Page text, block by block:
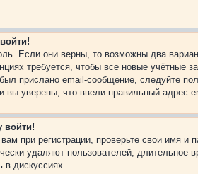
Если они верны, то возможны два
требуется, чтобы все новые
прислано email-сообщение, следуйте
уверены, что ввели правильный адрес
войти!
при регистрации, проверьте свои имя
удаляют пользователей,
в дискуссиях.